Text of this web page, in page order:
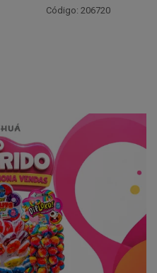
Código: 206720